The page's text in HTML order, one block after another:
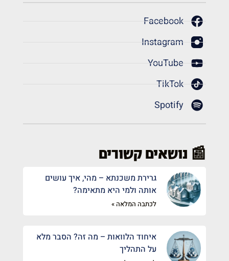
Facebook
Instagram
YouTube
TikTok
Spotify
📰 נושאים קשורים
גרירת משכנתא – מהי, איך עושים
אותה ולמי היא מתאימה?
לכתבה המלאה »
איחוד הלוואות – מה זה? הסבר מלא
על התהליך